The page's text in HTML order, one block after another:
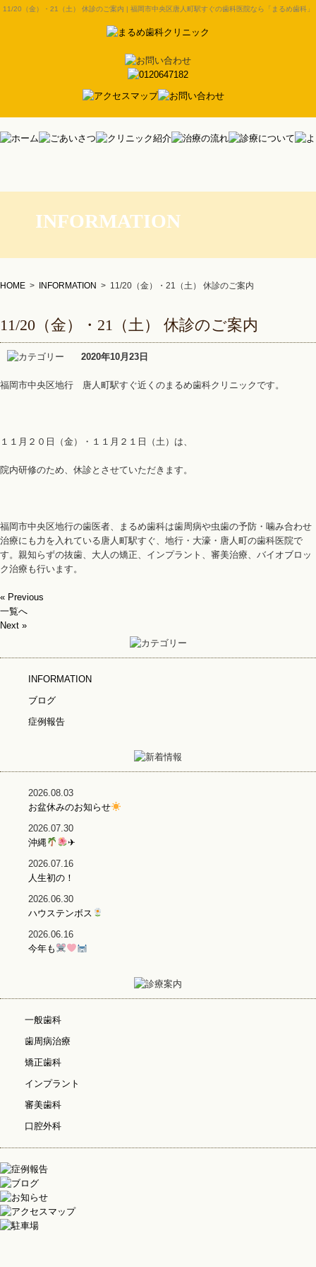
11/20（金）・21（土） 休診のご案内 | 福岡市中央区唐人町駅すぐの歯科医院なら「まるめ歯科」
INFORMATION
HOME > INFORMATION > 11/20（金）・21（土） 休診のご案内
11/20（金）・21（土） 休診のご案内
2020年10月23日
福岡市中央区地行 唐人町駅すぐ近くのまるめ歯科クリニックです。
１１月２０日（金）・１１月２１日（土）は、
院内研修のため、休診とさせていただきます。
福岡市中央区地行の歯医者、まるめ歯科は歯周病や虫歯の予防・噛み合わせ
治療にも力を入れている唐人町駅すぐ、地行・大濠・唐人町の歯科医院で
す。親知らずの抜歯、大人の矯正、インプラント、審美治療、バイオブロッ
ク治療も行います。
« Previous
一覧へ
Next »
INFORMATION
ブログ
症例報告
2026.08.03
お盆休みのお知らせ
2026.07.30
沖縄
✈
2026.07.16
人生初の！
2026.06.30
ハウステンボス
2026.06.16
今年も
一般歯科
歯周病治療
矯正歯科
インプラント
審美歯科
口腔外科